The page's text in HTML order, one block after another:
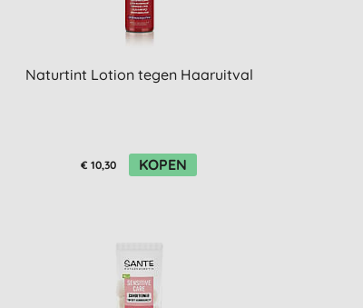
Naturtint Lotion tegen Haaruitval
€ 10,30 KOPEN